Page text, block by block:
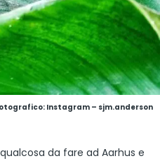
Instagram – sjm.anderson
da fare ad Aarhus e